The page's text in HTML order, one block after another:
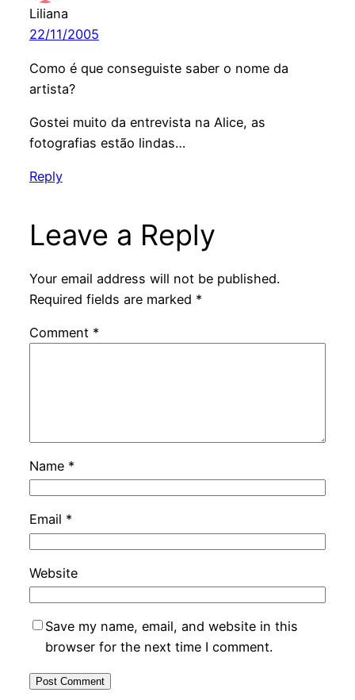
Liliana
22/11/2005
Como é que conseguiste saber o nome da
artista?
Gostei muito da entrevista na Alice, as
fotografias estão lindas…
Reply
Leave a Reply
Your email address will not be published.
Required fields are marked *
Comment *
Name *
Email *
Website
Save my name, email, and website in this
browser for the next time I comment.